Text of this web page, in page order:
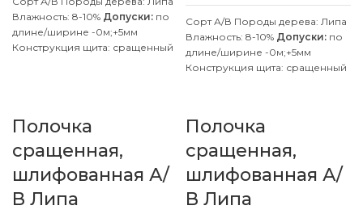
Влажность: 8-10% Допуски: по
длине/ширине -0м;+5мм
Конструкция щита: сращенный
калиброванная, шлифованная
ясеня по индивидуальным
размерам, уточняйте у
менеджера.
Сорт А/В Породы дерева: Липа
Влажность: 8-10% Допуски: по
длине/ширине -0м;+5мм
Конструкция щита: сращенный
Обработка поверхности:
калиброванная, шлифованная
Производим изделия с липы и
ясеня по индивидуальным
размерам, уточняйте у
менеджера.
Полочка
сращенная,
шлифованная А/
В Липа
Полочка
сращенная,
шлифованная А/
В Липа